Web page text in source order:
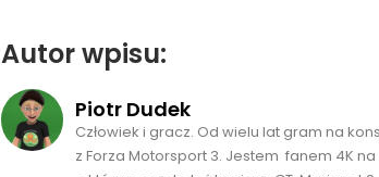
Autor wpisu:
Piotr Dudek
Człowiek i gracz. Od wielu lat gram na
z Forza Motorsport 3. Jestem fanem 4K